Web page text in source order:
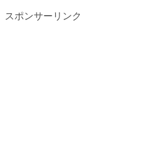
スポンサーリンク